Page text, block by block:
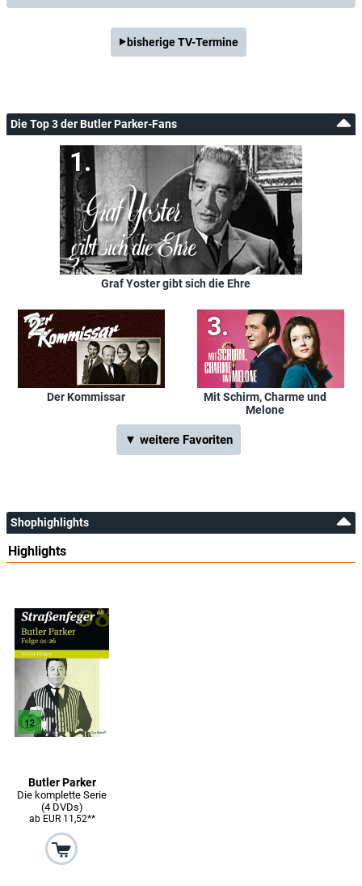
bisherige TV-Termine
Die Top 3 der Butler Parker-Fans
Graf Yoster gibt sich die Ehre
Der Kommissar
Mit Schirm, Charme und
Melone
▼ weitere Favoriten
Shophighlights
Highlights
Butler Parker
Die komplette Serie
(4 DVDs)
ab EUR 11,52**